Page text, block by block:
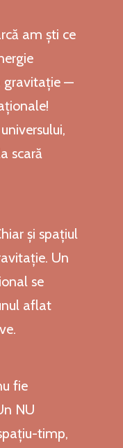
am ști ce
gravitație —
scară
și spațiul
Un
se
aflat
fie
NU
timp,